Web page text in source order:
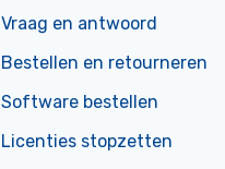
Vraag en antwoord
Bestellen en retourneren
Software bestellen
Licenties stopzetten